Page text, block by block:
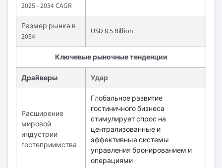
2025 - 2034 CAGR
Размер рынка в
2034
USD 8.5 Billion
Ключевые рыночные тенденции
Драйверы Удар
Расширение
мировой
индустрии
гостеприимства
Глобальное развитие
гостиничного бизнеса
стимулирует спрос на
централизованные и
эффективные системы
управления бронированием и
операциями